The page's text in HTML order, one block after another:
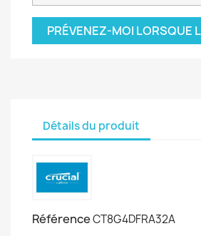
PRÉVENEZ-MOI LORSQUE
Détails du produit
RéférenceCT8G4DFRA32A